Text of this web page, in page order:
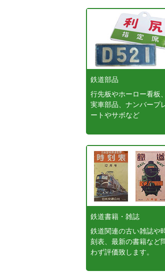
鉄道部品
行先板やホーロー看板、
実車部品、ナンバープ
ートやサボなど
鉄道書籍・雑誌
鉄道関連の古い雑誌や
刻表、最新の書籍など
わず評価致します。